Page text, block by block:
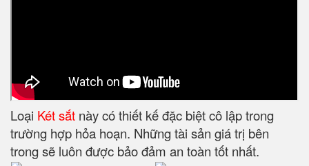
Loại Két sắt này có thiết kế đặc biệt cô lập trong
trường hợp hỏa hoạn. Những tài sản giá trị bên
trong sẽ luôn được bảo đảm an toàn tốt nhất.